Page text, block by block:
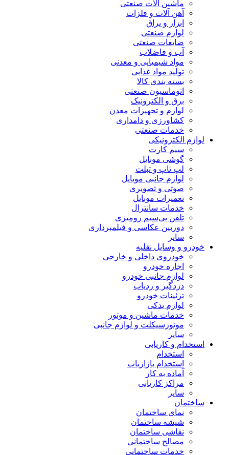
ماشین آلات صنعتی
آهن آلات و فلزات
ابزار و یراق
لوازم صنعتی
ضایعات صنعتی
آب و فاضلاب
مواد شیمیایی و معدنی
تولید مواد غذایی
بسته بندی کالا
اتوماسیون صنعتی
برق و الکترونیک
لوازم و تجهیزات معدن
کشاورزی و دامداری
خدمات صنعتی
لوازم الکترونیکی
سیم کارت
گوشی موبایل
لپ تاپ و تبلت
لوازم جانبی موبایل
صوتی و تصویری
تعمیرات موبایل
خدمات سانترال
تلفن بی‌سیم رومیزی
دوربین عکاسی و فیلمبرداری
سایر
خودرو و وسایل نقلیه
خودروی داخلی و خارجی
اجاره خودرو
لوازم جانبی خودرو
دزدگیر و ردیاب
تزئینات خودرو
لوازم یدکی
خدمات ماشین و موتور
موتورسیکلت و لوازم جانبی
سایر
استخدام و کاریابی
استخدام
استخدام بازاریاب
آماده به کار
مراکز کاریابی
سایر
ساختمان
نمای ساختمان
شیشه ساختمان
نقاشی ساختمان
مصالح ساختمانی
خدمات ساختمانی